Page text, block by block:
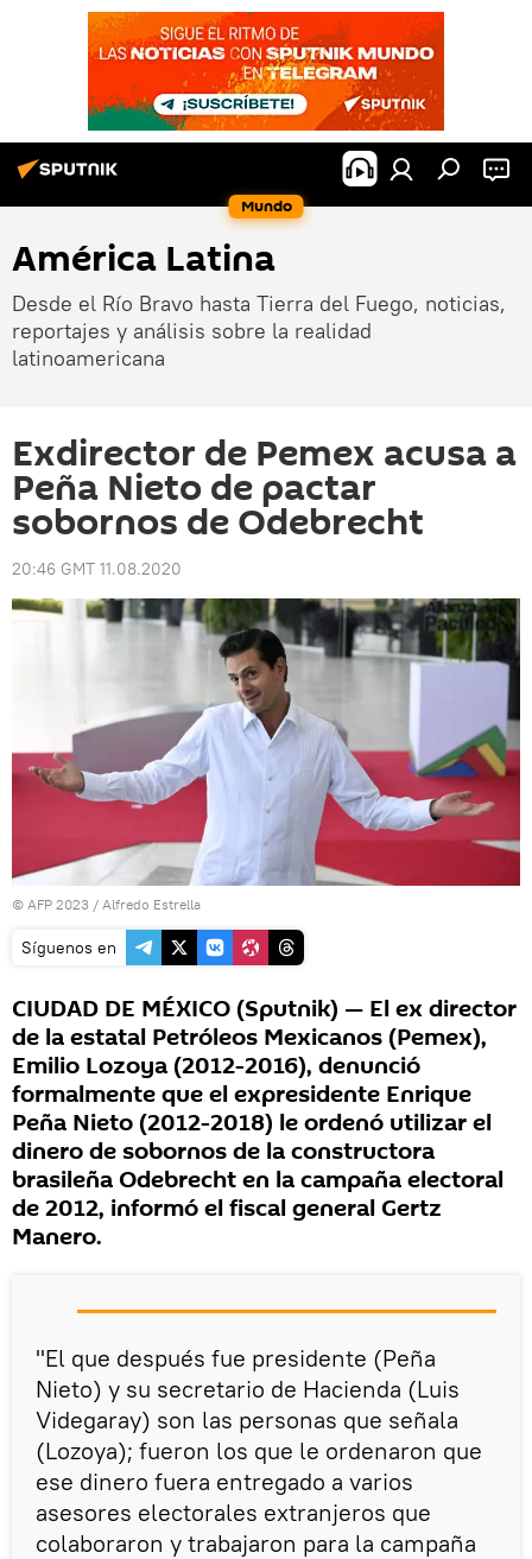
Mundo
América Latina
Desde el Río Bravo hasta Tierra del Fuego, noticias,
reportajes y análisis sobre la realidad
latinoamericana
Exdirector de Pemex acusa a
Peña Nieto de pactar
sobornos de Odebrecht
20:46 GMT 11.08.2020
© AFP 2023 / Alfredo Estrella
Síguenos en
CIUDAD DE MÉXICO (Sputnik) — El ex director
de la estatal Petróleos Mexicanos (Pemex),
Emilio Lozoya (2012-2016), denunció
formalmente que el expresidente Enrique
Peña Nieto (2012-2018) le ordenó utilizar el
dinero de sobornos de la constructora
brasileña Odebrecht en la campaña electoral
de 2012, informó el fiscal general Gertz
Manero.
"El que después fue presidente (Peña
Nieto) y su secretario de Hacienda (Luis
Videgaray) son las personas que señala
(Lozoya); fueron los que le ordenaron que
ese dinero fuera entregado a varios
asesores electorales extranjeros que
colaboraron y trabajaron para la campaña